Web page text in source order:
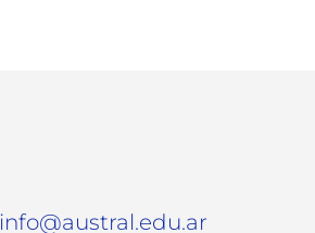
info@austral.edu.ar